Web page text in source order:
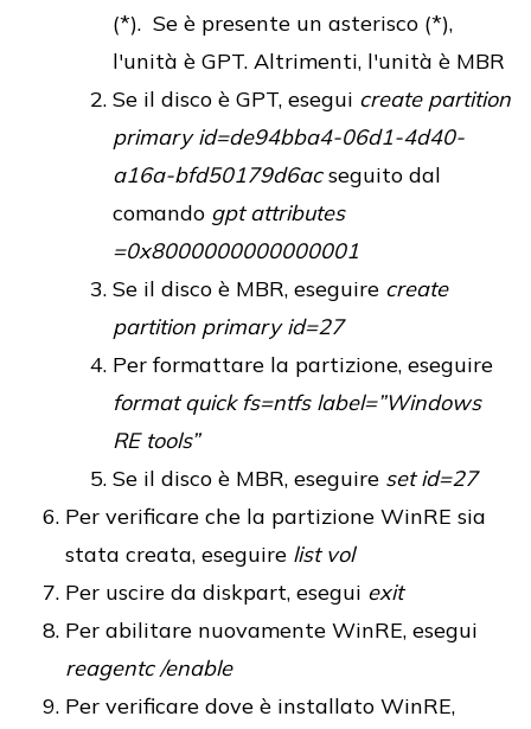
(*). Se è presente un asterisco (*),
l'unità è GPT. Altrimenti, l'unità è MBR
Se il disco è GPT, esegui create partition
primary id=de94bba4-06d1-4d40-
a16a-bfd50179d6acseguito dal
comando gpt attributes
=0x8000000000000001
Se il disco è MBR, eseguire create
partition primary id=27
Per formattare la partizione, eseguire
format quick fs=ntfs label=”Windows
RE tools”
Se il disco è MBR, eseguire set id=27
Per verificare che la partizione WinRE sia
stata creata, eseguire list vol
Per uscire da diskpart, esegui exit
Per abilitare nuovamente WinRE, esegui
reagentc /enable
Per verificare dove è installato WinRE,